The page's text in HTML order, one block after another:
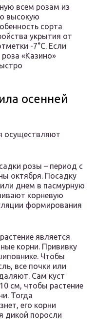
всем розам из
высокую
сорта
укрытия от
-7°C. Если
«Казино»
осенней
осуществляют
розы – период с
октября. Посадку
днем в пасмурную
корневую
формирования
является
корни. Прививку
Чтобы
все почки или
Сам куст
см, чтобы растение
Тогда
его корни
дикой поросли